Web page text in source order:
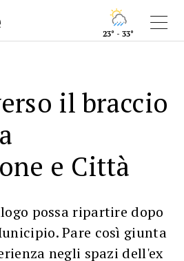
23° - 33°
il braccio
e Città
possa ripartire dopo
Pare così giunta
negli spazi dell'ex